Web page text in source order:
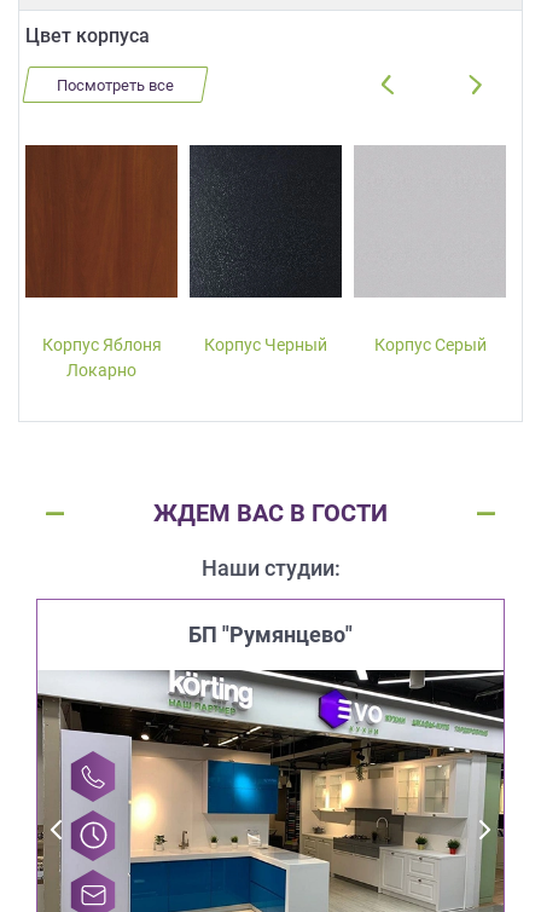
Цвет корпуса
Посмотреть все
Корпус Яблоня
Локарно
Корпус Черный Корпус Серый
ЖДЕМ ВАС В ГОСТИ
Наши студии:
БП "Румянцево"